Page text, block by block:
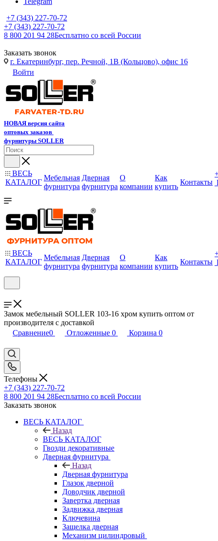
+7 (343) 227-70-72
+7 (343) 227-70-72
8 800 201 94 28Бесплатно со всей России
Заказать звонок
г. Екатеринбург, пер. Речной, 1В (Кольцово), офис 16
Войти
НОВАЯ версия сайта
оптовых заказов
фурнитуры SOLLER
ВЕСЬ
КАТАЛОГ
Мебельная
фурнитура
Дверная
фурнитура
О
компании
Как
купить
Контакты
ВЕСЬ
КАТАЛОГ
Мебельная
фурнитура
Дверная
фурнитура
О
компании
Как
купить
Контакты
Замок мебельный SOLLER 103-16 хром купить оптом от
производителя с доставкой
Сравнение0 Отложенные 0 Корзина 0
Телефоны
+7 (343) 227-70-72
8 800 201 94 28Бесплатно со всей России
Заказать звонок
ВЕСЬ КАТАЛОГ
Назад
ВЕСЬ КАТАЛОГ
Гвозди декоративные
Дверная фурнитура
Назад
Дверная фурнитура
Глазок дверной
Доводчик дверной
Завертка дверная
Задвижка дверная
Ключевина
Защелка дверная
Механизм цилиндровый